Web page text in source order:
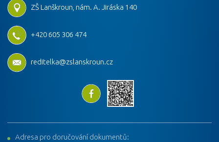
ZŠ Lanškroun, nám. A. Jiráska 140
+420 605 306 474
reditelka@zslanskroun.cz
Adresa pro doručování dokumentů: